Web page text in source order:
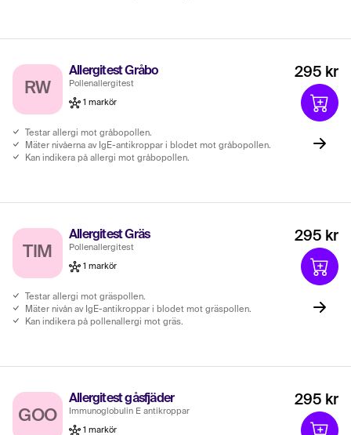
RW
Allergitest Gråbo
Pollenallergitest
1 markör
Testar allergi mot gråbopollen.
Mäter nivåerna av IgE-antikroppar i blodet mot gråbopollen.
Kan indikera på allergi mot gråbopollen.
295 kr
TIM
Allergitest Gräs
Pollenallergitest
1 markör
Testar allergi mot gräspollen.
Mäter nivån av IgE-antikroppar i blodet mot gräspollen.
Kan indikera på pollenallergi mot gräs.
295 kr
GOO
Allergitest gåsfjäder
Immunoglobulin E antikroppar
1 markör
295 kr